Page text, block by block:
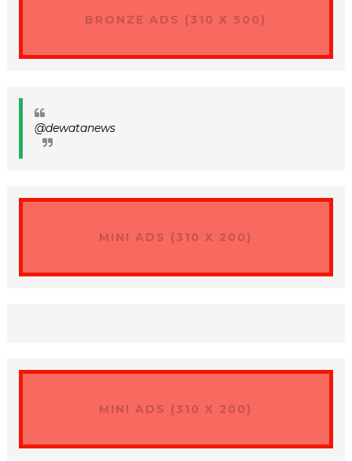
BRONZE ADS (310 X 500)
@dewatanews
MINI ADS (310 X 200)
MINI ADS (310 X 200)